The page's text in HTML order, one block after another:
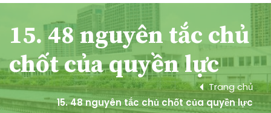
15. 48 nguyên tắc chủ
chốt của quyền lực
Trang chủ
15. 48 nguyên tắc chủ chốt của quyền lực